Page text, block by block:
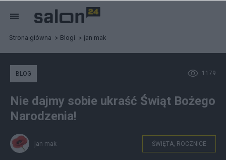
Strona główna Blogi jan mak
1179
BLOG
Nie dajmy sobie ukraść Świąt Bożego
Narodzenia!
jan mak ŚWIĘTA, ROCZNICE